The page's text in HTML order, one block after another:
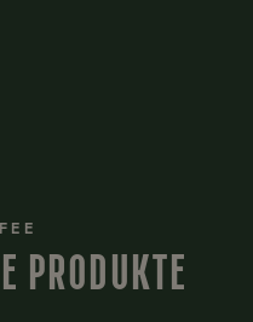
PRODUKTE